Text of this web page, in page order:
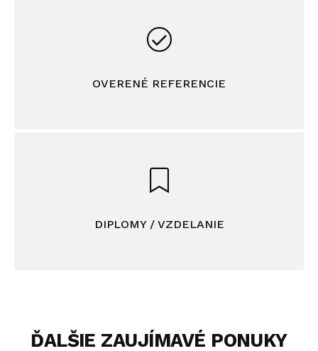
OVERENÉ REFERENCIE
DIPLOMY / VZDELANIE
ĎALŠIE ZAUJÍMAVÉ PONUKY